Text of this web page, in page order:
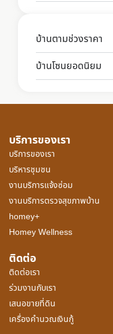
บ้านตามช่วงราคา
บ้านโซนยอดนิยม
บริการของเรา
บริการของเรา
บริหารชุมชน
งานบริการแจ้งซ่อม
งานบริการตรวจสุขภาพบ้าน
homey+
Homey Wellness
ติดต่อ
ติดต่อเรา
ร่วมงานกับเรา
เสนอขายที่ดิน
เครื่องคำนวณเงินกู้